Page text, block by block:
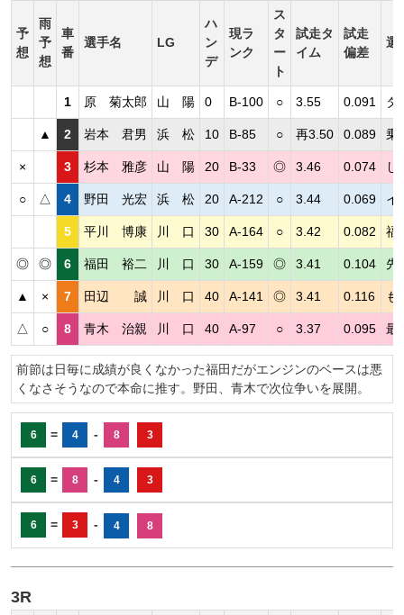
予
想
雨
予
想
車
番
選手名 LG
ハ
ン
デ
現ラ
ンク
ス
タ
ー
ト
試走タ
イム
試走
偏差
選
1 原 菊太郎 山 陽 0 B-100 ○ 3.55 0.091 タ
▲ 2 岩本 君男 浜 松 10 B-85 ○ 再3.50 0.089 乗
× 3 杉本 雅彦 山 陽 20 B-33 ◎ 3.46 0.074 し
○ △ 4 野田 光宏 浜 松 20 A-212 ○ 3.44 0.069 イ
5 平川 博康 川 口 30 A-164 ○ 3.42 0.082 福
◎ ◎ 6 福田 裕二 川 口 30 A-159 ◎ 3.41 0.104 先
▲ × 7 田辺 誠 川 口 40 A-141 ◎ 3.41 0.116 も
△ ○ 8 青木 治親 川 口 40 A-97 ○ 3.37 0.095 最
前節は日毎に成績が良くなかった福田だがエンジンのベースは悪
くなさそうなので本命に推す。野田、青木で次位争いを展開。
6 = 4 - 8 3
6 = 8 - 4 3
6 = 3 - 4 8
3R